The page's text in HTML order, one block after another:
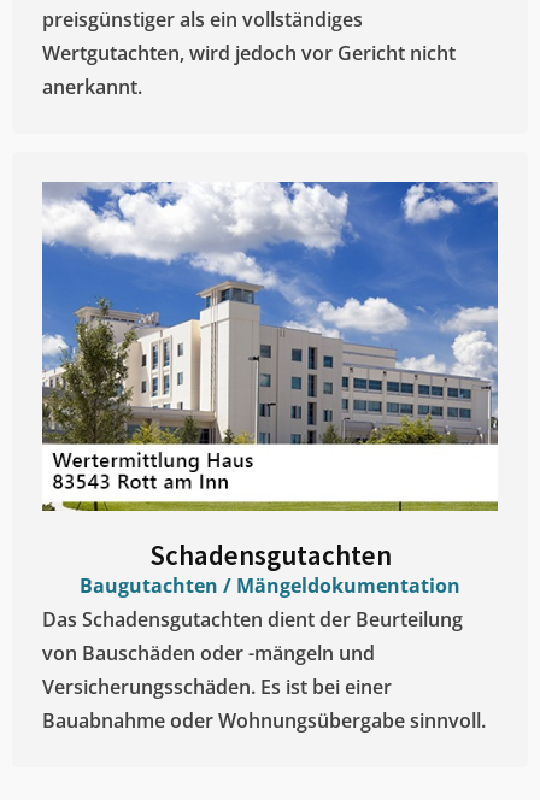
preisgünstiger als ein vollständiges
Wertgutachten, wird jedoch vor Gericht nicht
anerkannt.
Schadensgutachten
Baugutachten / Mängeldokumentation
Das Schadensgutachten dient der Beurteilung
von Bauschäden oder -mängeln und
Versicherungsschäden. Es ist bei einer
Bauabnahme oder Wohnungsübergabe sinnvoll.